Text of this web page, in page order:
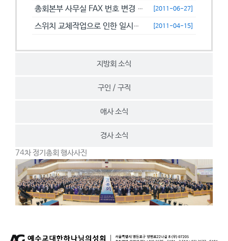
지방회 소식
구인 / 구직
애사 소식
경사 소식
총회본부 사무실 FAX 번호 변경 안내 [2011-06-27]
스위치 교체작업으로 인한 일시접속제한 안내 [2011-04-15]
74차 정기총회 행사사진